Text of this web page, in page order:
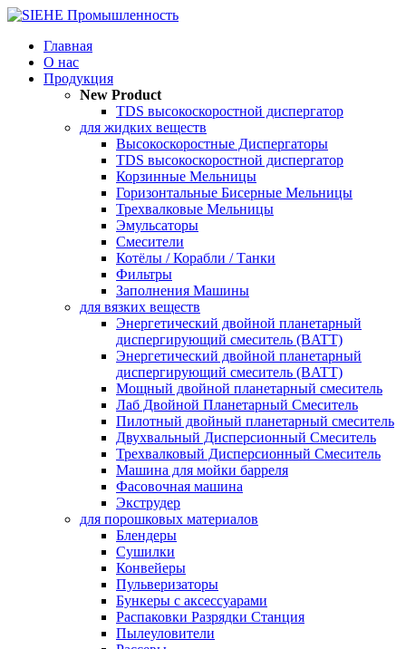
Главная
О нас
Продукция
New Product
TDS высокоскоростной диспергатор
для жидких веществ
Высокоскоростные Диспергаторы
TDS высокоскоростной диспергатор
Корзинные Мельницы
Горизонтальные Бисерные Мельницы
Трехвалковые Мельницы
Эмульсаторы
Смесители
Котёлы / Корабли / Танки
Фильтры
Заполнения Машины
для вязких веществ
Энергетический двойной планетарный
диспергирующий смеситель (BATT)
Энергетический двойной планетарный
диспергирующий смеситель (BATT)
Мощный двойной планетарный смеситель
Лаб Двойной Планетарный Смеситель
Пилотный двойный планетарный смеситель
Двухвальный Дисперсионный Смеситель
Трехвалковый Дисперсионный Смеситель
Машина для мойки барреля
Фасовочная машина
Экструдер
для порошковых материалов
Блендеры
Сушилки
Конвейеры
Пульверизаторы
Бункеры с аксессуарами
Распаковки Разрядки Станция
Пылеуловители